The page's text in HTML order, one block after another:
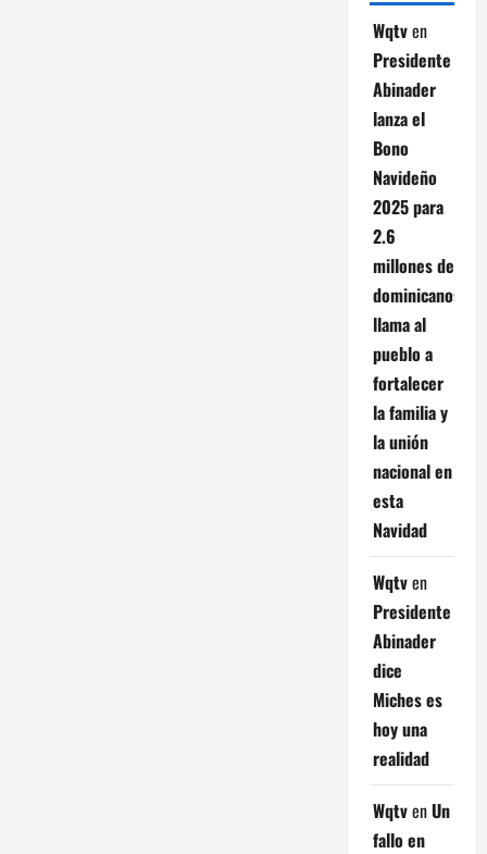
Wqtven
Presidente
Abinader
lanza el
Bono
Navideño
2025 para
2.6
millones de
dominicanos;
llama al
pueblo a
fortalecer
la familia y
la unión
nacional en
esta
Navidad
Wqtven
Presidente
Abinader
dice
Miches es
hoy una
realidad
WqtvenUn
fallo en